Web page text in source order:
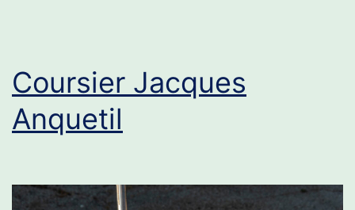
Coursier Jacques
Anquetil